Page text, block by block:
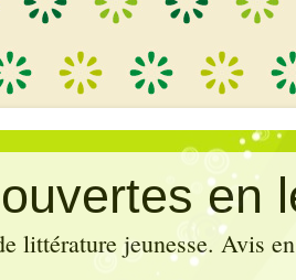
en
littérature jeunesse. Avis